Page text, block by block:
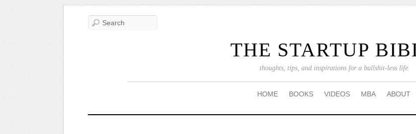
THE STARTUP
thoughts, tips, and inspirations for a bullshit-less life
HOME BOOKS VIDEOS MBA ABOUT